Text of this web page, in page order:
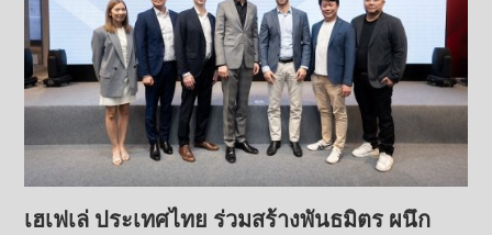
เฮเฟเล่ ประเทศไทย ร่วมสร้างพันธมิตร ผนึก